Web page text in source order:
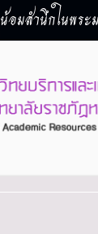
น้อมสำนึกในพร